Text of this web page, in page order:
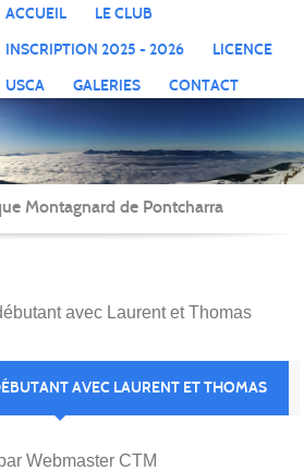
ACCUEIL
LE CLUB
INSCRIPTION 2025 - 2026
LICENCE
USCA
GALERIES CONTACT
Montagnard de Pontcharra
avec Laurent et Thomas
AVEC LAURENT ET THOMAS
Webmaster CTM
cookies